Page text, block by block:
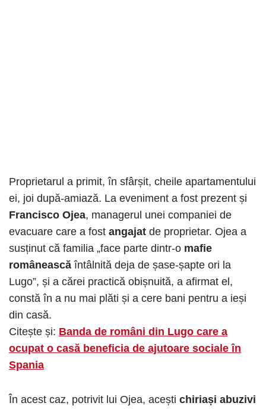
Proprietarul a primit, în sfârșit, cheile apartamentului
ei, joi după-amiază. La eveniment a fost prezent și
Francisco Ojea, managerul unei companiei de
evacuare care a fost angajat de proprietar. Ojea a
susținut că familia „face parte dintr-o mafie
românească întâlnită deja de șase-șapte ori la
Lugo”, și a cărei practică obișnuită, a afirmat el,
constă în a nu mai plăti și a cere bani pentru a ieși
din casă.
Citește și: Banda de români din Lugo care a
ocupat o casă beneficia de ajutoare sociale în
Spania
În acest caz, potrivit lui Ojea, acești chiriași abuzivi